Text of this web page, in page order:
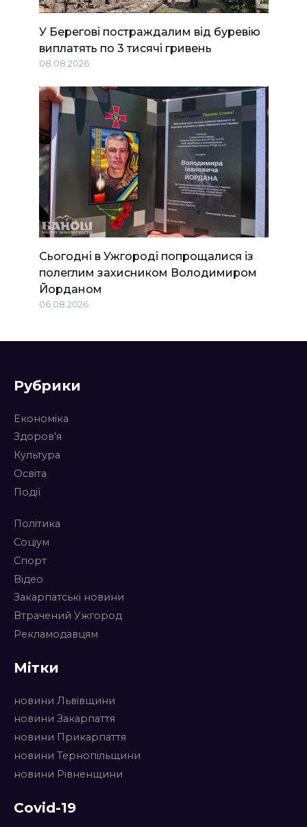
У Берегові постраждалим від буревію
виплатять по 3 тисячі гривень
08.08.2026
Сьогодні в Ужгороді попрощалися із
полеглим захисником Володимиром
Йорданом
06.08.2026
Рубрики
Економіка
Здоров’я
Культура
Освіта
Події
Політика
Соціум
Спорт
Відео
Закарпатські новини
Втрачений Ужгород
Рекламодавцям
Мітки
новини Львівщини
новини Закарпаття
новини Прикарпаття
новини Тернопільщини
новини Рівненщини
Covid-19